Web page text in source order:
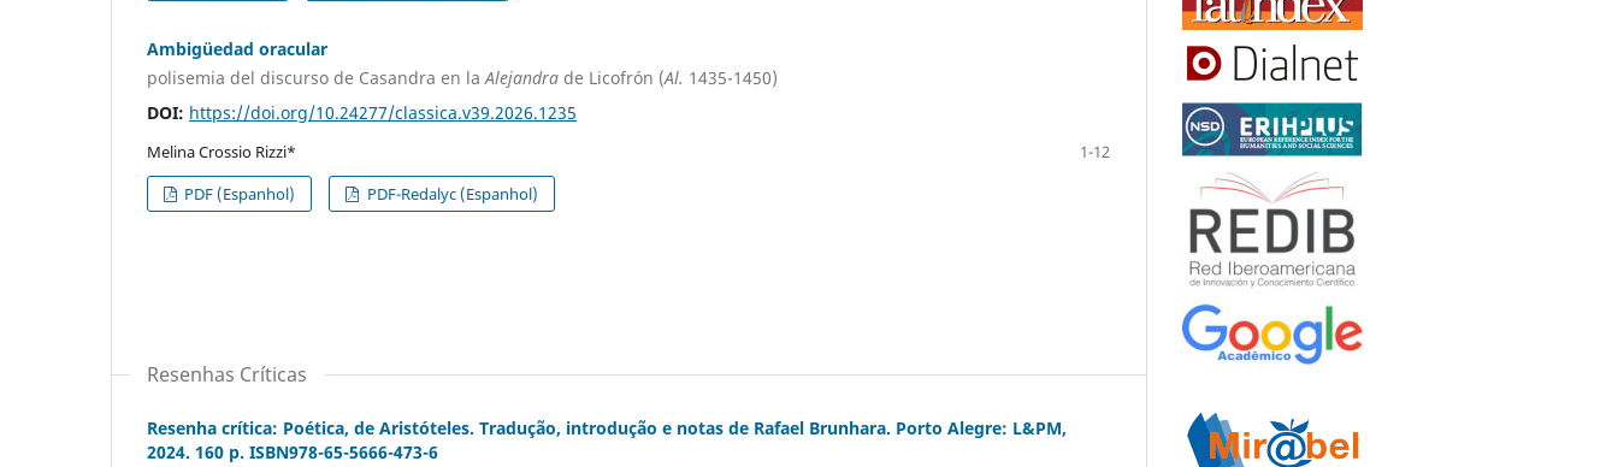
Ambigüedad oracular
polisemia del discurso de Casandra en laAlejandra de Licofrón (Al. 1435-1450)
DOI: https://doi.org/10.24277/classica.v39.2026.1235
Melina Crossio Rizzi*
1-12
PDF (Espanhol)
PDF-Redalyc (Espanhol)
Resenhas Críticas
Resenha crítica: Poética, de Aristóteles. Tradução, introdução e notas de Rafael Brunhara. Porto Alegre: L&PM,
2024. 160 p. ISBN978-65-5666-473-6